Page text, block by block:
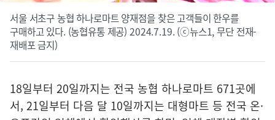
서울 서초구 농협 하나로마트 양재점을 찾은 고객들이 한우를
구매하고 있다. (농협유통 제공) 2024.7.19. (ⓒ뉴스1, 무단 전재-
재배포 금지)
18일부터 20일까지는 전국 농협 하나로마트 671곳에
서, 21일부터 다음 달 10일까지는 대형마트 등 전국 온·